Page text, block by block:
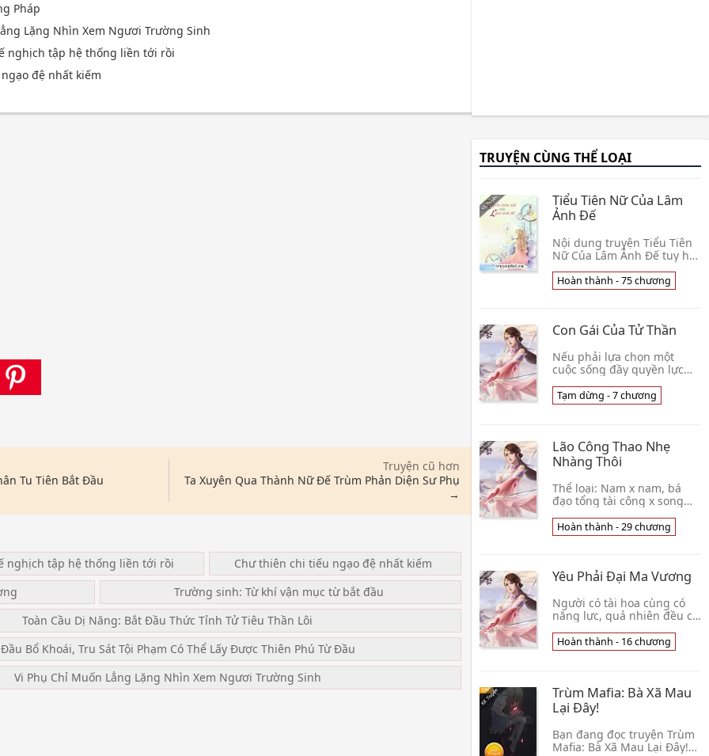
Pháp
Lặng Nhìn Xem Ngươi Trường Sinh
nghịch tập hệ thống liền tới rồi
đệ nhất kiếm
Tu Tiên Bắt Đầu
Truyện cũ hơn
Ta Xuyên Qua Thành Nữ Đế Trùm Phản Diện Sư Phụ
→
nghịch tập hệ thống liền tới rồi
Chư thiên chi tiếu ngạo đệ nhất kiếm
Trường sinh: Từ khí vận mục từ bắt đầu
Toàn Cầu Dị Năng: Bắt Đầu Thức Tỉnh Tử Tiêu Thần Lôi
Bổ Khoái, Tru Sát Tội Phạm Có Thể Lấy Được Thiên Phú Từ Đầu
Vi Phụ Chỉ Muốn Lẳng Lặng Nhìn Xem Ngươi Trường Sinh
TRUYỆN CÙNG THỂ LOẠI
Tiểu Tiên Nữ Của Lâm
Ảnh Đế
Nội dung truyện Tiểu Tiên
Nữ Của Lâm Ảnh Đế tuy hơi
giọng văn nhẹ nhàng, văn
phong mạch lạc tạo cho
Hoàn thành - 75 chương
Con Gái Của Tử Thần
Nếu phải lựa chọn một
cuộc sống đầy quyền lực
một cuộc sống yên vui bình
thường nhưng dễ bị tổn
Tạm dừng - 7 chương
Lão Công Thao Nhẹ
Nhàng Thôi
Thể loại: Nam x nam, bá
đạo tổng tài công x song
kịch, cao H, sinh tử, HE Edit:
Lâm Hi Cố Thành An được
Hoàn thành - 29 chương
Yêu Phải Đại Ma Vương
Người có tài hoa cùng có
năng lực, quả nhiên đều có
người lãnh đạo trực tiếp
của cô mà nói, ai cũng khoe
Hoàn thành - 16 chương
Trùm Mafia: Bà Xã Mau
Lại Đây!
Bạn đang đọc truyện Trùm
Mafia: Bà Xã Mau Lại Đây!